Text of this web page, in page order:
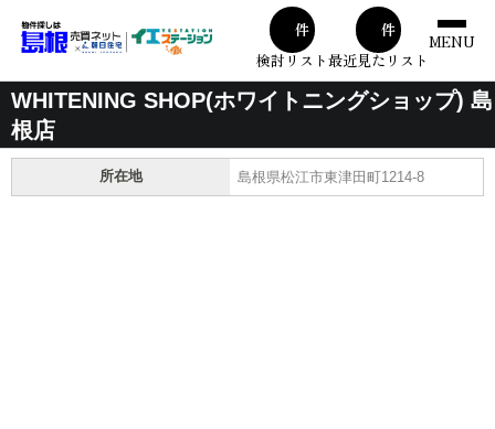
00件
検討リスト
00件
最近見たリスト
MENU
WHITENING SHOP(ホワイトニングショップ) 島
根店
所在地 島根県松江市東津田町1214-8